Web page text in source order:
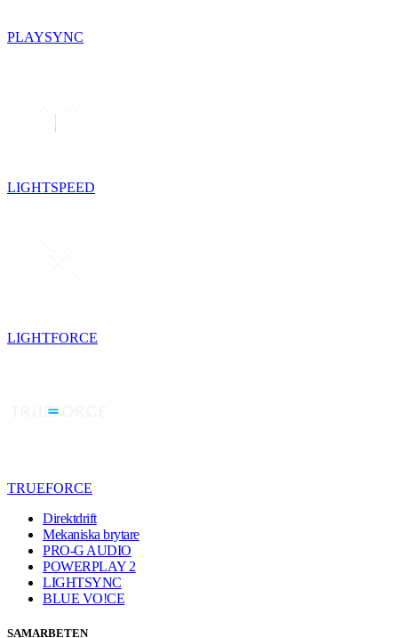
PLAYSYNC
LIGHTSPEED
LIGHTFORCE
TRUEFORCE
Direktdrift
Mekaniska brytare
PRO-G AUDIO
POWERPLAY 2
LIGHTSYNC
BLUE VO!CE
SAMARBETEN